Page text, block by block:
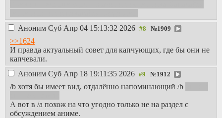
Аноним Суб Апр 04 15:13:32 2026 №1909
>>1624
И правда актуальный совет для капчующих, где бы они не
капчевали.
Аноним Суб Апр 18 19:11:35 2026 №1912
/b хотя бы имеет вид, отдалённо напоминающий /b
А вот в /a похож на что угодно только не на раздел с
обсуждением аниме.